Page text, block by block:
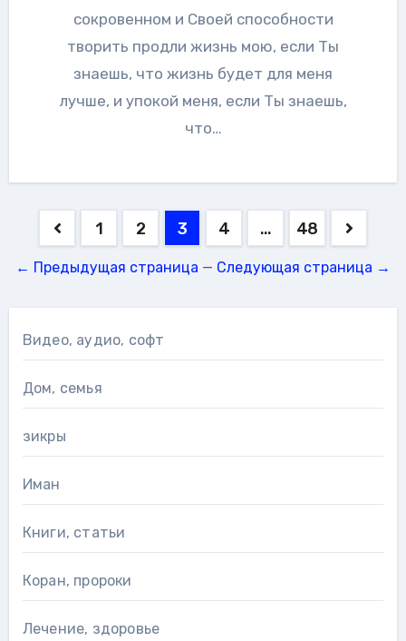
сокровенном и Своей способности
творить продли жизнь мою, если Ты
знаешь, что жизнь будет для меня
лучше, и упокой меня, если Ты знаешь,
что…
Навигация
по
1 2 3 4 … 48
← Предыдущая страница — Следующая страница →
Видео, аудио, софт
Дом, семья
зикры
Иман
Книги, статьи
Коран, пророки
Лечение, здоровье